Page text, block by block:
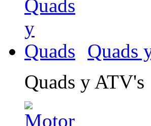
Quads
Quads y ATV's